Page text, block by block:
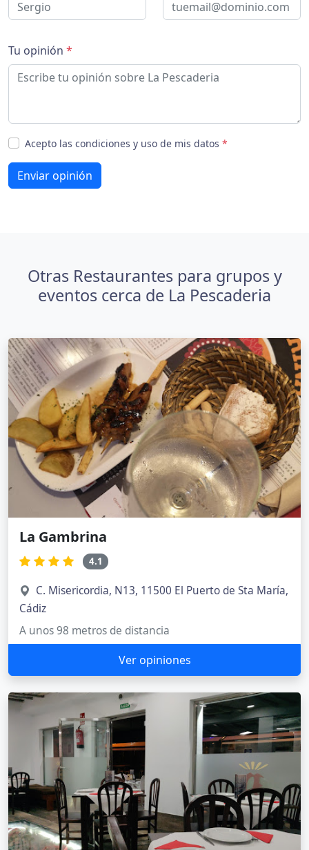
Tu opinión *
Acepto las condiciones y uso de mis datos *
Enviar opinión
Otras Restaurantes para grupos y
eventos cerca de La Pescaderia
La Gambrina
4.1
C. Misericordia, N13, 11500 El Puerto de Sta María,
Cádiz
A unos 98 metros de distancia
Ver opiniones